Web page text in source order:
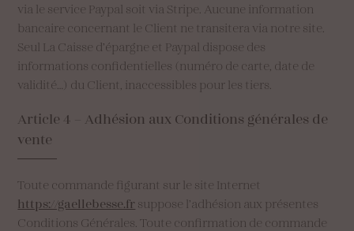
via le service Paypal soit via Stripe. Aucune information
bancaire concernant le Client ne transitera via notre site.
Seul La Caisse d’épargne et Paypal dispose des
informations confidentielles (numéro de carte, date de
validité…) du Client, inaccessibles pour les tiers.
Article 4 Adhésion aux Conditions générales de
vente
Toute commande figurant sur le site Internet
https://gaellebesse.fr suppose l’adhésion aux présentes
Conditions Générales. Toute confirmation de commande